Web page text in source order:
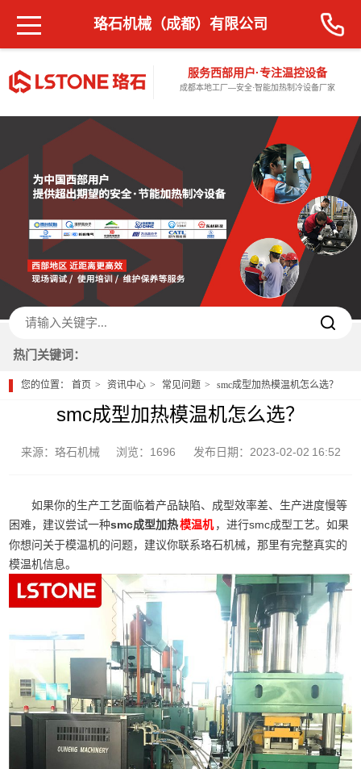
服务西部用户·专注温控设备
成都本地工厂—安全·智能加热制冷设备厂家
珞石机械（成都）有限公司
热门关键词：
您的位置：首页 资讯中心 常见问题 smc成型加热模温机怎么选？
smc成型加热模温机怎么选？
来源：珞石机械 浏览：1696 发布日期：2023-02-02 16:52
如果你的生产工艺面临着产品缺陷、成型效率差、生产进度慢等
困难，建议尝试一种smc成型加热模温机 ，进行smc成型工艺。如果
你想问关于模温机的问题，建议你联系珞石机械，那里有完整真实的
模温机信息。